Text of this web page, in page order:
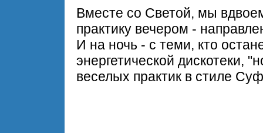
Вместе со Светой, мы
практику вечером -
И на ночь - с теми, кто
энергетической дискотеки,
веселых практик в стиле